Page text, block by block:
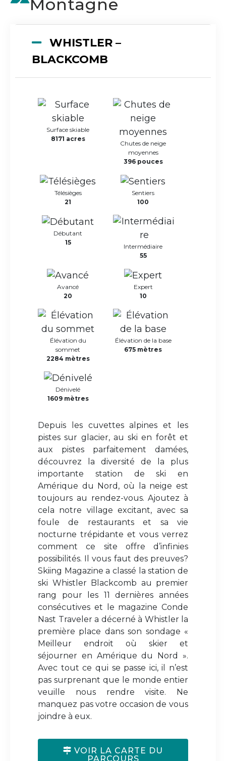
Montagne
WHISTLER –
BLACKCOMB
Depuis les cuvettes alpines et les
pistes sur glacier, au ski en forêt et
aux pistes parfaitement damées,
découvrez la diversité de la plus
importante station de ski en
Amérique du Nord, où la neige est
toujours au rendez-vous. Ajoutez à
cela notre village excitant, avec sa
foule de restaurants et sa vie
nocturne trépidante et vous verrez
comment ce site offre d’infinies
possibilités. Il vous faut des preuves?
Skiing Magazine a classé la station de
ski Whistler Blackcomb au premier
rang pour les 11 dernières années
consécutives et le magazine Conde
Nast Traveler a décerné à Whistler la
première place dans son sondage «
Meilleur endroit où skier et
séjourner en Amérique du Nord ».
Avec tout ce qui se passe ici, il n’est
pas surprenant que le monde entier
veuille nous rendre visite. Ne
manquez pas votre occasion de vous
joindre à eux.
PARCOURS
Surface skiable
8171 acres
Chutes de neige
moyennes
396 pouces
Télésièges
21
Sentiers
100
Débutant
15
Intermédiaire
55
Avancé
20
Expert
10
Élévation du
sommet
2284 mètres
Élévation de la base
675 mètres
Dénivelé
1609 mètres